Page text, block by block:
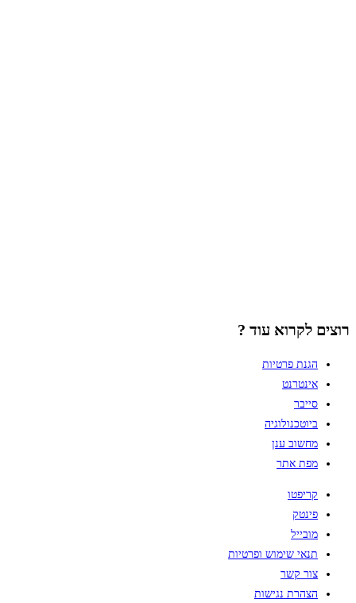
רוצים לקרוא עוד ?
הגנת פרטיות
אינטרנט
סייבר
ביוטכנולוגיה
מחשוב ענן
מפת אתר
קריפטו
פינטק
מובייל
תנאי שימוש ופרטיות
צור קשר
הצהרת נגישות